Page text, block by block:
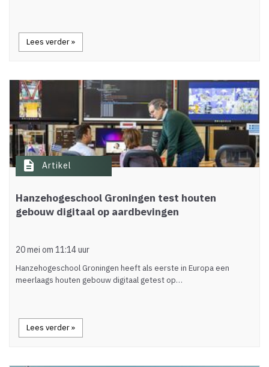
Lees verder »
description Artikel
Hanzehogeschool Groningen test houten
gebouw digitaal op aardbevingen
20 mei om 11:14 uur
Hanzehogeschool Groningen heeft als eerste in Europa een
meerlaags houten gebouw digitaal getest op…
Lees verder »